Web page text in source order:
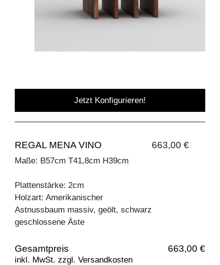
Jetzt Konfigurieren!
REGAL MENA VINO 663,00 €
Maße: B57cm T41,8cm H39cm
Plattenstärke: 2cm
Holzart: Amerikanischer
Astnussbaum massiv, geölt, schwarz
geschlossene Äste
Gesamtpreis 663,00 €
inkl. MwSt. zzgl. Versandkosten